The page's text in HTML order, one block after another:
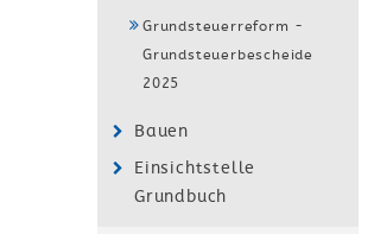
Grundsteuerreform -
Grundsteuerbescheide
2025
Bauen
Einsichtstelle
Grundbuch